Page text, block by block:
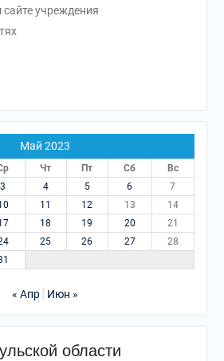
учреждения
Май 2023
Чт Пт Сб
Вс
3 4 5 6
7
11 12 13
14
18 19 20
21
25 26 27
28
« Апр Июн »
области